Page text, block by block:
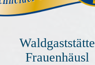
Waldgaststätte
Frauenhäusl